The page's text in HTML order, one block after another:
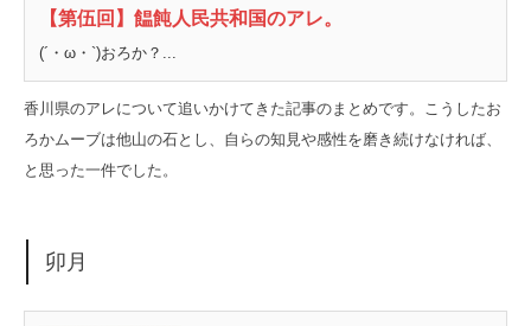
【第伍回】饂飩人民共和国のアレ。
(´・ω・`)おろか？...
香川県のアレについて追いかけてきた記事のまとめです。こうしたお
ろかムーブは他山の石とし、自らの知見や感性を磨き続けなければ、
と思った一件でした。
卯月